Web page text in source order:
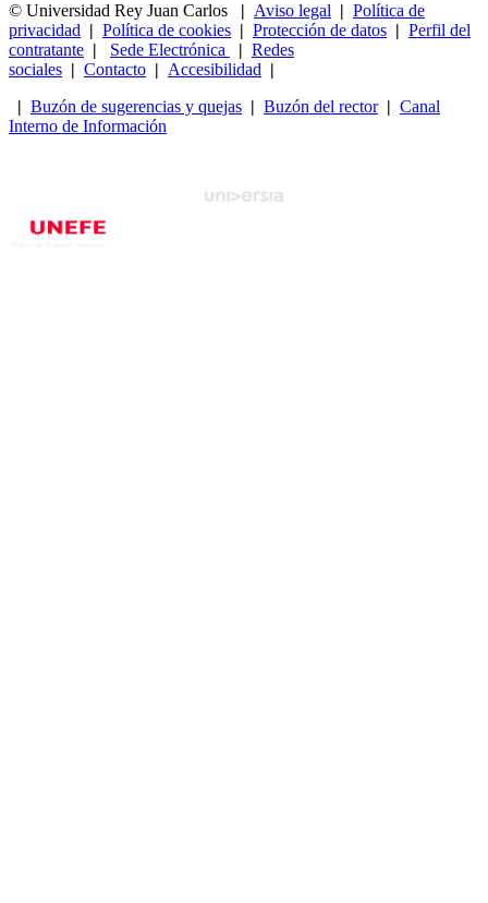
© Universidad Rey Juan Carlos
| Aviso legal | Política de
privacidad | Política de cookies | Protección de datos | Perfil del
contratante | Sede Electrónica | Redes
sociales | Contacto | Accesibilidad |
| Buzón de sugerencias y quejas | Buzón del rector| Canal
Interno de Información